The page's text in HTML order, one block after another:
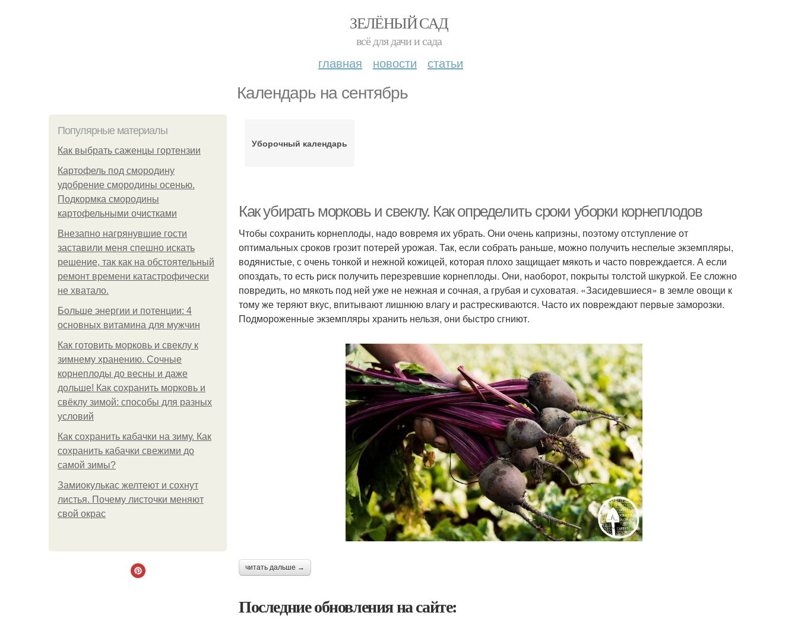
ЗЕЛЁНЫЙ САД
всё для дачи и сада
главная новости статьи
Календарь на сентябрь
Популярные материалы
Как выбрать саженцы гортензии
Картофель под смородину
удобрение смородины осенью.
Подкормка смородины
картофельными очистками
Внезапно нагрянувшие гости
заставили меня спешно искать
решение, так как на обстоятельный
ремонт времени катастрофически
не хватало.
Больше энергии и потенции: 4
основных витамина для мужчин
Как готовить морковь и свеклу к
зимнему хранению. Сочные
корнеплоды до весны и даже
дольше! Как сохранить морковь и
свёклу зимой: способы для разных
условий
Как сохранить кабачки на зиму. Как
сохранить кабачки свежими до
самой зимы?
Замиокулькас желтеют и сохнут
листья. Почему листочки меняют
свой окрас
Уборочный календарь
Как убирать морковь и свеклу. Как определить сроки уборки корнеплодов
Чтобы сохранить корнеплоды, надо вовремя их убрать. Они очень капризны, поэтому отступление от
оптимальных сроков грозит потерей урожая. Так, если собрать раньше, можно получить неспелые экземпляры,
водянистые, с очень тонкой и нежной кожицей, которая плохо защищает мякоть и часто повреждается. А если
опоздать, то есть риск получить перезревшие корнеплоды. Они, наоборот, покрыты толстой шкуркой. Ее сложно
повредить, но мякоть под ней уже не нежная и сочная, а грубая и суховатая. «Засидевшиеся» в земле овощи к
тому же теряют вкус, впитывают лишнюю влагу и растрескиваются. Часто их повреждают первые заморозки.
Подмороженные экземпляры хранить нельзя, они быстро сгниют.
читать дальше →
Последние обновления на сайте: